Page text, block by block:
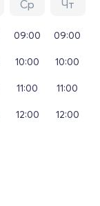
Ср Чт
09:00
10:00
11:00
12:00
09:00
10:00
11:00
12:00